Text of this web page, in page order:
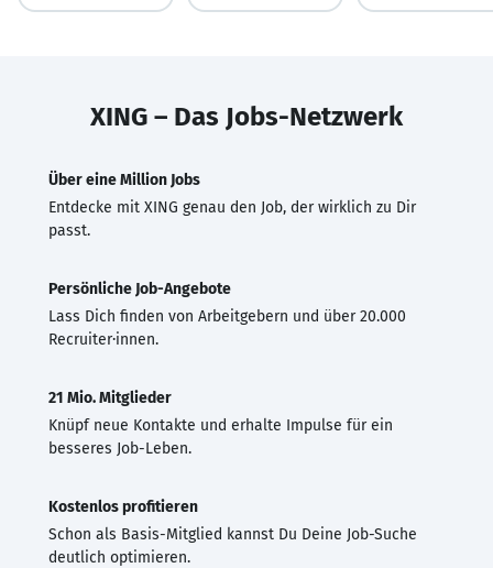
XING – Das Jobs-Netzwerk
Über eine Million Jobs
Entdecke mit XING genau den Job, der wirklich zu Dir
passt.
Persönliche Job-Angebote
Lass Dich finden von Arbeitgebern und über 20.000
Recruiter·innen.
21 Mio. Mitglieder
Knüpf neue Kontakte und erhalte Impulse für ein
besseres Job-Leben.
Kostenlos profitieren
Schon als Basis-Mitglied kannst Du Deine Job-Suche
deutlich optimieren.